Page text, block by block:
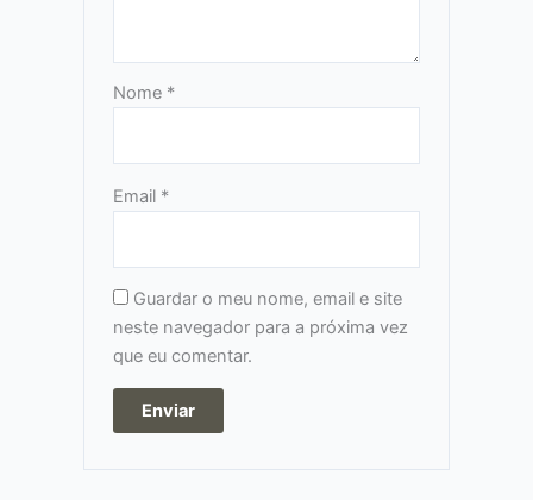
Nome *
Email *
Guardar o meu nome, email e site
neste navegador para a próxima vez
que eu comentar.